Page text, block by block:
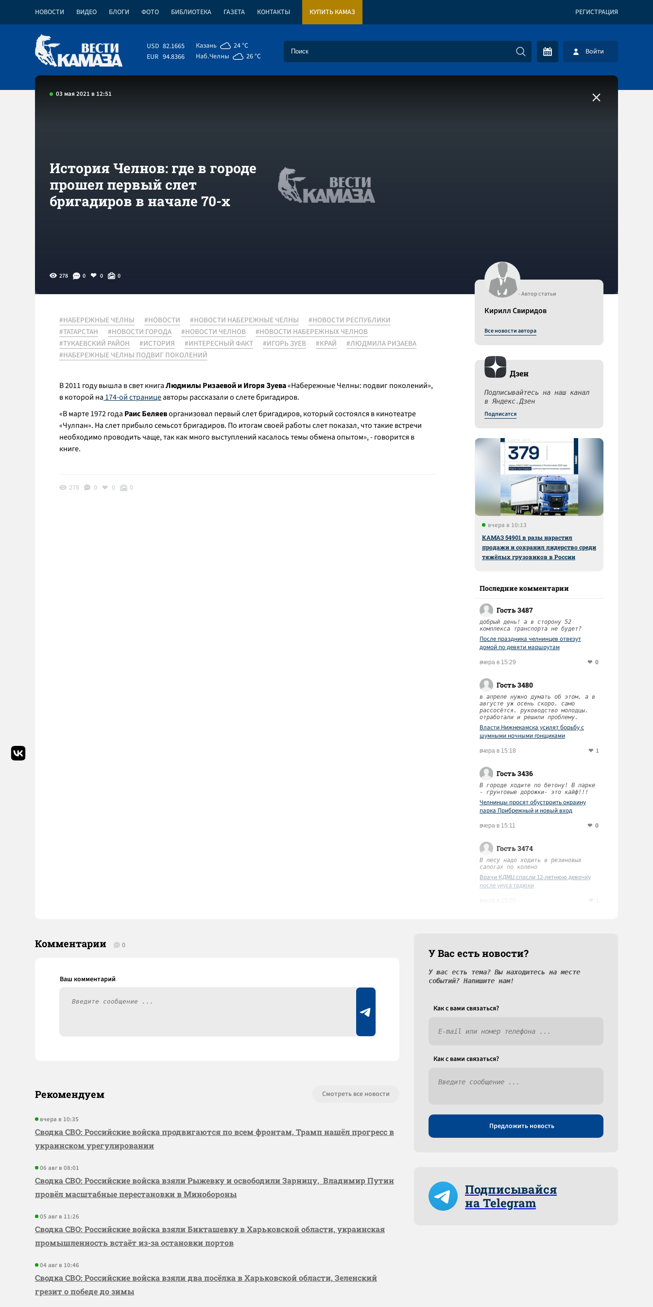
НОВОСТИ ВИДЕО БЛОГИ ФОТО БИБЛИОТЕКА ГАЗЕТА КОНТАКТЫ КУПИТЬ КАМАЗ РЕГИСТРАЦИЯ
USD 82.1665
EUR 94.8366
Казань
24 °C
Наб.Челны
26 °C Войти
03 мая 2021 в 12:51
История Челнов: где в городе
прошел первый слет
бригадиров в начале 70-х
278 0 0 0
#НАБЕРЕЖНЫЕ ЧЕЛНЫ #НОВОСТИ #НОВОСТИ НАБЕРЕЖНЫЕ ЧЕЛНЫ
#НОВОСТИ РЕСПУБЛИКИ
#ТАТАРСТАН
#НОВОСТИ ГОРОДА #НОВОСТИ ЧЕЛНОВ
#НОВОСТИ НАБЕРЕЖНЫХ ЧЕЛНОВ
#ТУКАЕВСКИЙ РАЙОН
#ИСТОРИЯ #ИНТЕРЕСНЫЙ ФАКТ #ИГОРЬ ЗУЕВ #КРАЙ
#ЛЮДМИЛА РИЗАЕВА
#НАБЕРЕЖНЫЕ ЧЕЛНЫ ПОДВИГ ПОКОЛЕНИЙ
В 2011 году вышла в свет книгаЛюдмилы Ризаевой и Игоря Зуева«Набережные Челны: подвиг поколений»,
в которой на 174-ой страницеавторы рассказали о слете бригадиров.
«В марте 1972 года Раис Беляеворганизовал первый слет бригадиров, который состоялся в кинотеатре
«Чулпан». На слет прибыло семьсот бригадиров. По итогам своей работы слет показал, что такие встречи
необходимо проводить чаще, так как много выступлений касалось темы обмена опытом», - говорится в
книге.
278 0 0 0
- Автор статьи
Кирилл Свиридов
Все новости автора
Дзен
Подписывайтесь на наш канал
в Яндекс.Дзен
Подписатся
вчера в 10:13
КАМАЗ 54901 в разы нарастил
продажи и сохранил лидерство среди
тяжёлых грузовиков в России
Последние комментарии
Гость 3487
добрый день! а в сторону 52
комплекса транспорта не будет?
После праздника челнинцев отвезут
домой по девяти маршрутам
вчера в 15:29 0
Гость 3480
в апреле нужно думать об этом, а в
августе уж осень скоро. само
рассосётся. руководство молодцы.
отработали и решили проблему.
Власти Нижнекамска усилят борьбу с
шумными ночными гонщиками
вчера в 15:18 1
Гость 3436
В городе ходите по бетону! В парке
- грунтовые дорожки- это кайф!!!
Челнинцы просят обустроить окраину
парка Прибрежный и новый вход
вчера в 15:11 0
Гость 3474
В лесу надо ходить в резиновых
сапогах по колено
Врачи КДМЦ спасли 12-летнюю девочку
после укуса гадюки
Комментарии 0
Рекомендуем Смотреть все новости
вчера в 10:35
Сводка СВО: Российские войска продвигаются по всем фронтам, Трамп нашёл прогресс в
украинском урегулировании
06 авг в 08:01
Сводка СВО: Российские войска взяли Рыжевку и освободили Зарницу, Владимир Путин
провёл масштабные перестановки в Минобороны
05 авг в 11:26
Сводка СВО: Российские войска взяли Бикташевку в Харьковской области, украинская
промышленность встаёт из-за остановки портов
04 авг в 10:46
Сводка СВО: Российские войска взяли два посёлка в Харьковской области, Зеленский
грезит о победе до зимы
У Вас есть новости?
У вас есть тема? Вы находитесь на месте
событий? Напишите нам!
Как c вами связаться?
Как c вами связаться?
Предложить новость
Подписывайся
на Telegram